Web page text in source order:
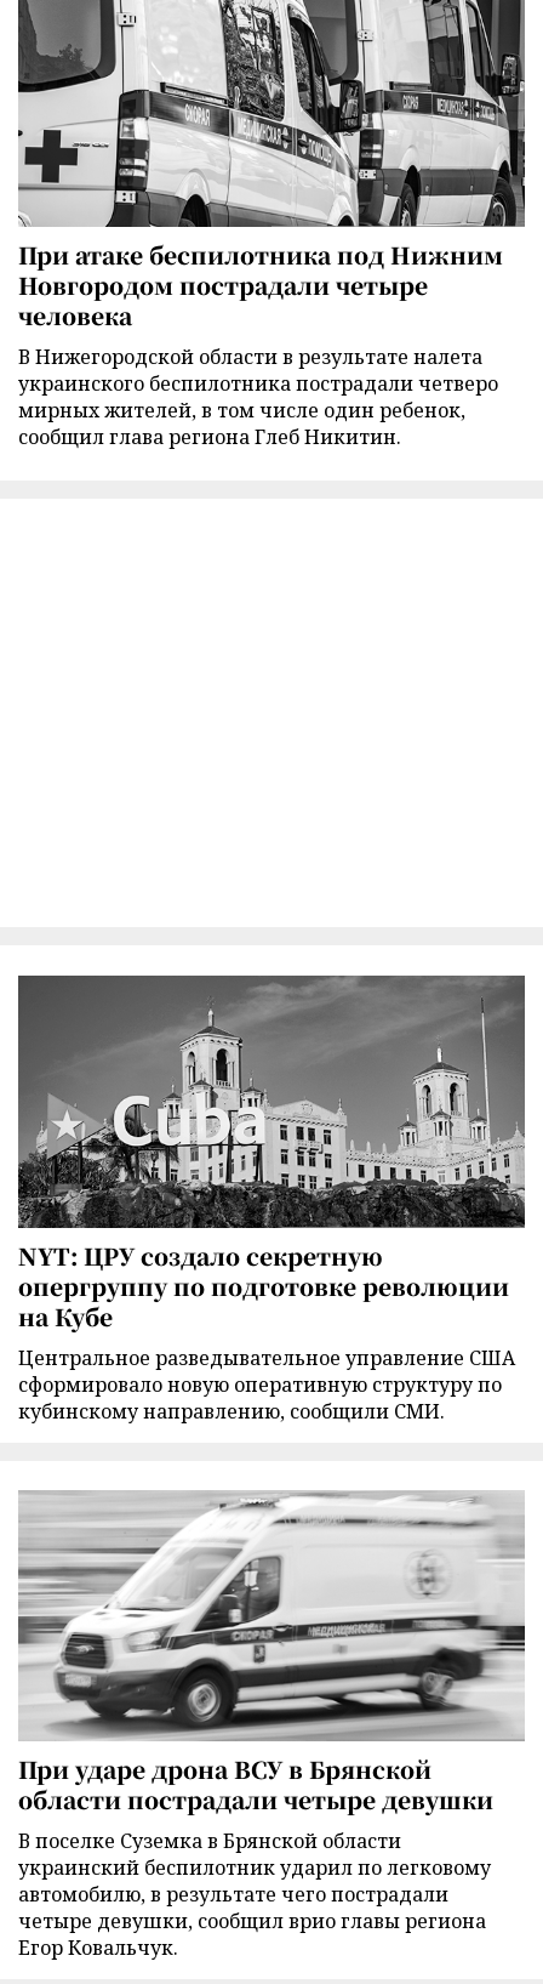
При атаке беспилотника под Нижним
Новгородом пострадали четыре
человека
В Нижегородской области в результате налета
украинского беспилотника пострадали четверо
мирных жителей, в том числе один ребенок,
сообщил глава региона Глеб Никитин.
NYT: ЦРУ создало секретную
опергруппу по подготовке революции
на Кубе
Центральное разведывательное управление США
сформировало новую оперативную структуру по
кубинскому направлению, сообщили СМИ.
При ударе дрона ВСУ в Брянской
области пострадали четыре девушки
В поселке Суземка в Брянской области
украинский беспилотник ударил по легковому
автомобилю, в результате чего пострадали
четыре девушки, сообщил врио главы региона
Егор Ковальчук.